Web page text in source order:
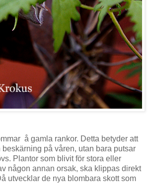
å gamla rankor. Detta betyder att
på våren, utan bara putsar
Plantor som blivit för stora eller
någon annan orsak, ska klippas direkt
utvecklar de nya blombara skott som